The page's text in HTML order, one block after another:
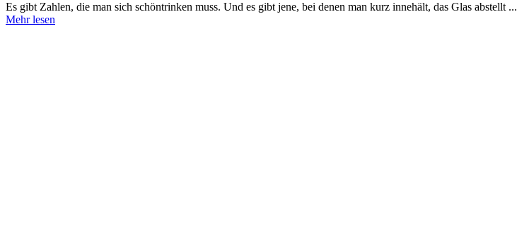
Es gibt Zahlen, die man sich schöntrinken muss. Und es gibt jene, bei denen man kurz innehält, das Glas abstellt ...
Mehr lesen